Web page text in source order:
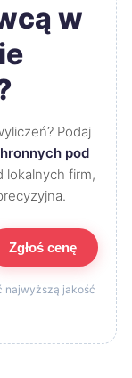
w
Podaj
pod
lokalnych firm,
Zgłoś cenę
najwyższą jakość